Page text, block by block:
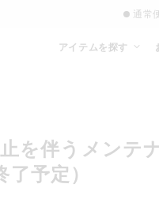
通常
アイテムを探す
を伴うメンテ
予定）